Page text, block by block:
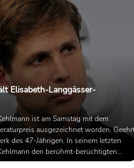
Elisabeth-Langgässer-
ist am Samstag mit dem
ausgezeichnet worden.
des 47-Jährigen. In seinem letzten
den berühmt-berüchtigten
die Zeit des Dreißigjährigen Kriegs, und